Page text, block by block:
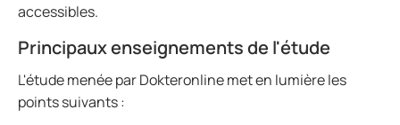
accessibles.
Principaux enseignements de l'étude
L'étude menée par Dokteronline met en lumière les
points suivants :